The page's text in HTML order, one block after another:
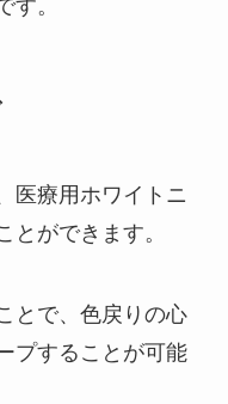
す。
医療用ホワイトニ
とができます。
とで、色戻りの心
プすることが可能